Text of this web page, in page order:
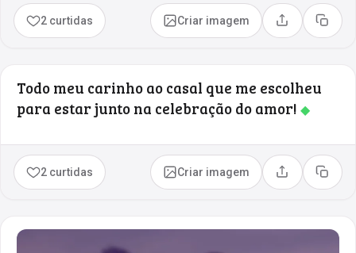
2 curtidas Criar imagem Compartilhar
Copiar
Todo meu carinho ao casal que me escolheu
para estar junto na celebração do amor! ◆
2 curtidas Criar imagem Compartilhar
Copiar